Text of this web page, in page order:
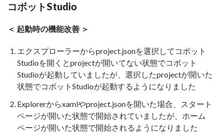
コボットStudio
＜ 起動時の機能改善 ＞
エクスプローラーからproject.jsonを選択してコボット
Studioを開くとprojectが開いてない状態でコボット
Studioが起動していましたが、選択したprojectが開いた
状態でコボットStudioが起動するようになりました
Explorerからxamlやproject.jsonを開いた場合、スタート
ページが開いた状態で開始されていましたが、ホーム
ページが開いた状態で開始されるようになりました